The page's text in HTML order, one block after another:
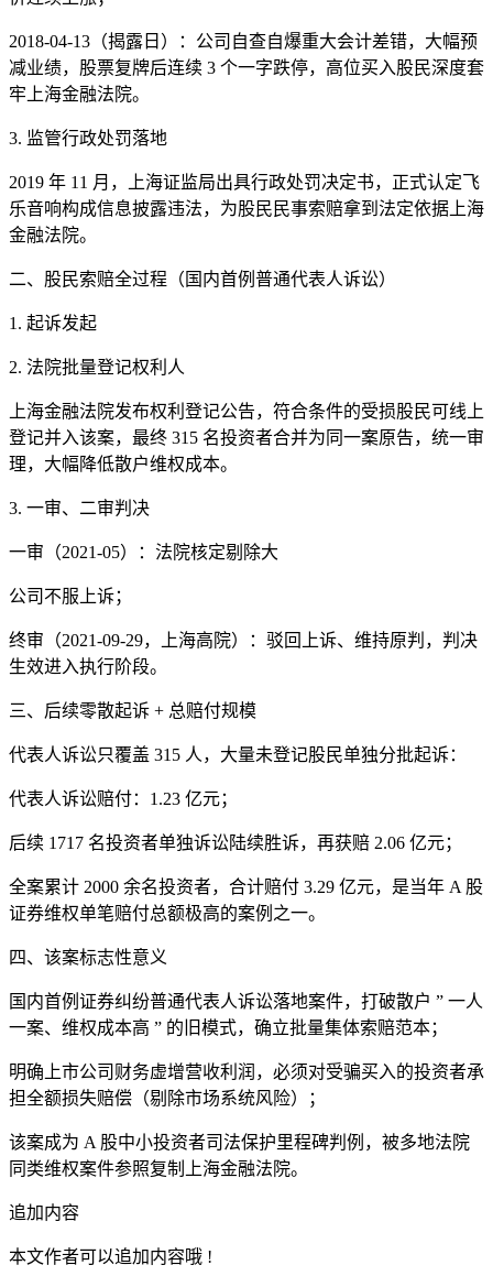
2018-04-13（揭露日）：公司自查自爆重大会计差错，大幅预
减业绩，股票复牌后连续 3 个一字跌停，高位买入股民深度套
牢上海金融法院。
3. 监管行政处罚落地
2019 年 11 月，上海证监局出具行政处罚决定书，正式认定飞
乐音响构成信息披露违法，为股民民事索赔拿到法定依据上海
金融法院。
二、股民索赔全过程（国内首例普通代表人诉讼）
1. 起诉发起
2. 法院批量登记权利人
上海金融法院发布权利登记公告，符合条件的受损股民可线上
登记并入该案，最终 315 名投资者合并为同一案原告，统一审
理，大幅降低散户维权成本。
3. 一审、二审判决
一审（2021-05）：法院核定剔除大
公司不服上诉；
终审（2021-09-29，上海高院）：驳回上诉、维持原判，判决
生效进入执行阶段。
三、后续零散起诉 + 总赔付规模
代表人诉讼只覆盖 315 人，大量未登记股民单独分批起诉：
代表人诉讼赔付：1.23 亿元；
后续 1717 名投资者单独诉讼陆续胜诉，再获赔 2.06 亿元；
全案累计 2000 余名投资者，合计赔付 3.29 亿元，是当年 A 股
证券维权单笔赔付总额极高的案例之一。
四、该案标志性意义
国内首例证券纠纷普通代表人诉讼落地案件，打破散户 ” 一人
一案、维权成本高 ” 的旧模式，确立批量集体索赔范本；
明确上市公司财务虚增营收利润，必须对受骗买入的投资者承
担全额损失赔偿（剔除市场系统风险）；
该案成为 A 股中小投资者司法保护里程碑判例，被多地法院
同类维权案件参照复制上海金融法院。
追加内容
本文作者可以追加内容哦 !